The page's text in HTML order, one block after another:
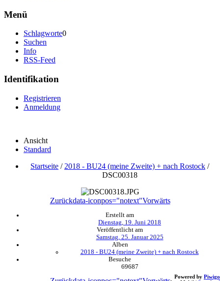
Menü
Schlagworte0
Suchen
Info
RSS-Feed
Identifikation
Registrieren
Anmeldung
Ansicht
Standard
Startseite / 2018 - BU24 (meine Zweite) + nach Rostock /
DSC00318
Zurückdata-iconpos="notext"Vorwärts
Erstellt am
Dienstag, 19. Juni 2018
Veröffentlicht am
Samstag, 25. Januar 2025
Alben
2018 - BU24 (meine Zweite) + nach Rostock
Besuche
69687
Powered by Piwigo